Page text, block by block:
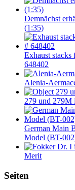
Demnächst
(1:35)
Exhaust
648402
Alenia-
279 und 279M
German Main
Model (BT-
Merit
Seiten